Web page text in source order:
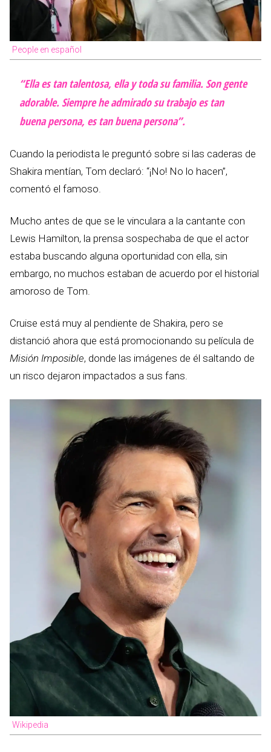
People en español
“Ella es tan talentosa, ella y toda su familia. Son gente
adorable. Siempre he admirado su trabajo es tan
buena persona, es tan buena persona”.
Cuando la periodista le preguntó sobre si las caderas de
Shakira mentían, Tom declaró: “¡No! No lo hacen”,
comentó el famoso.
Mucho antes de que se le vinculara a la cantante con
Lewis Hamilton, la prensa sospechaba de que el actor
estaba buscando alguna oportunidad con ella, sin
embargo, no muchos estaban de acuerdo por el historial
amoroso de Tom.
Cruise está muy al pendiente de Shakira, pero se
distanció ahora que está promocionando su película de
Misión Imposible, donde las imágenes de él saltando de
un risco dejaron impactados a sus fans.
Wikipedia